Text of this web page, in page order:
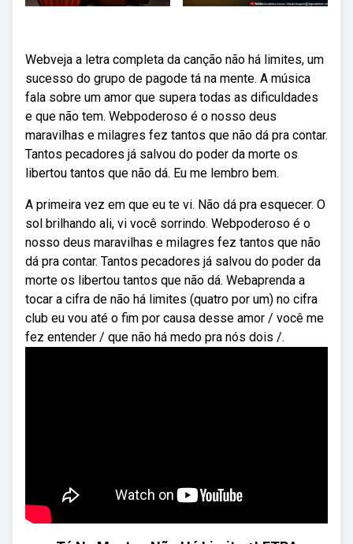
Webveja a letra completa da canção não há limites, um
sucesso do grupo de pagode tá na mente. A música
fala sobre um amor que supera todas as dificuldades
e que não tem. Webpoderoso é o nosso deus
maravilhas e milagres fez tantos que não dá pra contar.
Tantos pecadores já salvou do poder da morte os
libertou tantos que não dá. Eu me lembro bem.
A primeira vez em que eu te vi. Não dá pra esquecer. O
sol brilhando ali, vi você sorrindo. Webpoderoso é o
nosso deus maravilhas e milagres fez tantos que não
dá pra contar. Tantos pecadores já salvou do poder da
morte os libertou tantos que não dá. Webaprenda a
tocar a cifra de não há limites (quatro por um) no cifra
club eu vou até o fim por causa desse amor / você me
fez entender / que não há medo pra nós dois /.